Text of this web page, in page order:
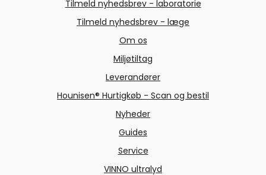
Tilmeld nyhedsbrev - laboratorie
Tilmeld nyhedsbrev - læge
Om os
Miljøtiltag
Leverandører
Hounisen® Hurtigkøb - Scan og bestil
Nyheder
Guides
Service
VINNO ultralyd